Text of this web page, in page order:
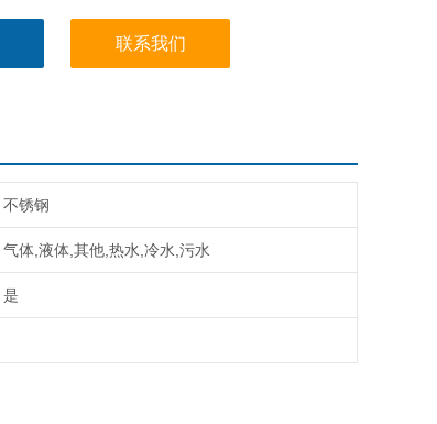
联系我们
不锈钢
气体,液体,其他,热水,冷水,污水
是